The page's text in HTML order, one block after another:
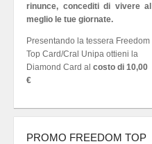
rinunce, concediti di vivere al
meglio le tue giornate.
Presentando la tessera Freedom
Top Card/Cral Unipa ottieni la
Diamond Card al costo di 10,00
€
PROMO FREEDOM TOP